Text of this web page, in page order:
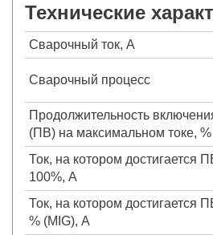
Технические
Сварочный ток, А
Сварочный процесс
Продолжительность
(ПВ) на максимальном токе, %
Ток, на котором достигается
100%, А
Ток, на котором достигается
% (MIG), А